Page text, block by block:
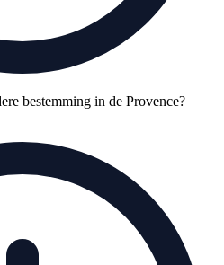
bestemming in de Provence?